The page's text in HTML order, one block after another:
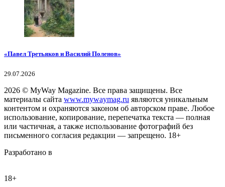
«Павел Третьяков и Василий Поленов»
29.07.2026
2026 © MyWay Magazine. Все права защищены. Все
материалы сайта www.mywaymag.ru являются уникальным
контентом и охраняются законом об авторском праве. Любое
использование, копирование, перепечатка текста — полная
или частичная, а также использование фотографий без
письменного согласия редакции — запрещено. 18+
Разработано в
18+